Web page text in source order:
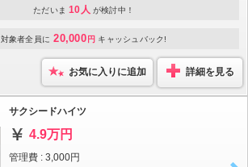
ただいま 10人 が検討中！
対象者全員に 20,000 円 キャッシュバック!
お気に入りに追加 詳細を見る
サクシードハイツ
4.9万円
管理費 : 3,000円